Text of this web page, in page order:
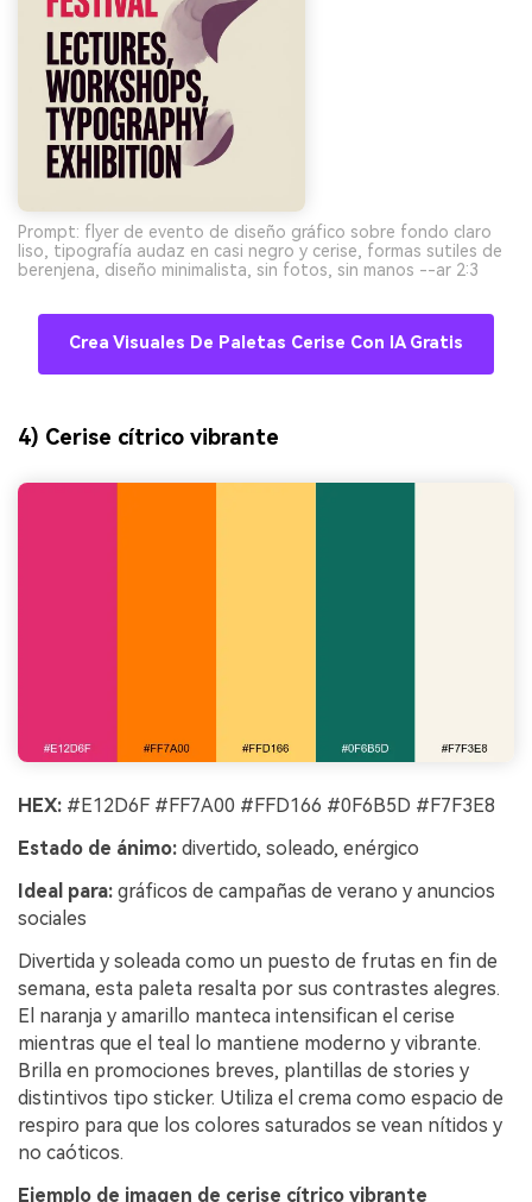
Prompt: flyer de evento de diseño gráfico sobre fondo claro
liso, tipografía audaz en casi negro y cerise, formas sutiles de
berenjena, diseño minimalista, sin fotos, sin manos --ar 2:3
Crea Visuales De Paletas Cerise Con IA Gratis
4) Cerise cítrico vibrante
HEX: #E12D6F #FF7A00 #FFD166 #0F6B5D #F7F3E8
Estado de ánimo: divertido, soleado, enérgico
Ideal para: gráficos de campañas de verano y anuncios
sociales
Divertida y soleada como un puesto de frutas en fin de
semana, esta paleta resalta por sus contrastes alegres.
El naranja y amarillo manteca intensifican el cerise
mientras que el teal lo mantiene moderno y vibrante.
Brilla en promociones breves, plantillas de stories y
distintivos tipo sticker. Utiliza el crema como espacio de
respiro para que los colores saturados se vean nítidos y
no caóticos.
Ejemplo de imagen de cerise cítrico vibrante